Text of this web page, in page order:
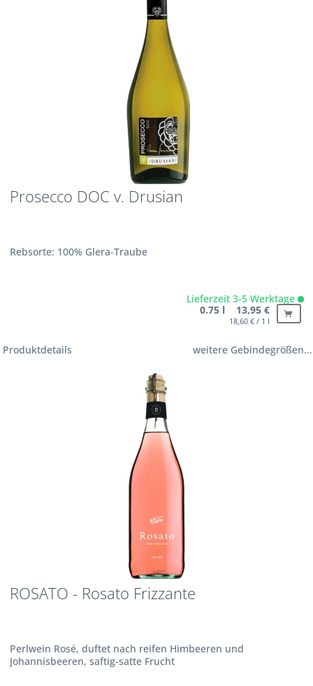
Prosecco DOC v. Drusian
Rebsorte: 100% Glera-Traube
Lieferzeit 3-5 Werktage
0.75 l 13,95 €
18,60 € / 1 l
Produktdetails weitere Gebindegrößen...
ROSATO - Rosato Frizzante
Perlwein Rosé, duftet nach reifen Himbeeren und
Johannisbeeren, saftig-satte Frucht